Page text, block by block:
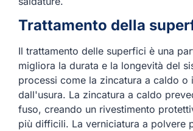
Trattamento della
Il trattamento delle superfici è una
migliora la durata e la longevità del
processi come la zincatura a caldo
dall'usura. La zincatura a caldo
fuso, creando un rivestimento
più difficili. La verniciatura a polvere